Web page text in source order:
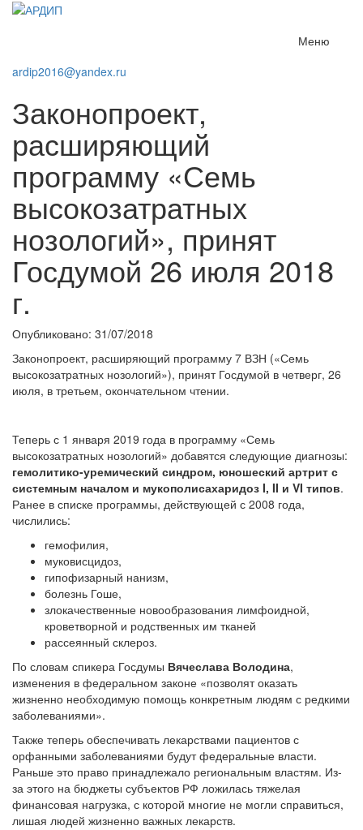
Меню
ardip2016@yandex.ru
Законопроект,
расширяющий
программу «Семь
высокозатратных
нозологий», принят
Госдумой 26 июля 2018
г.
Опубликовано: 31/07/2018
Законопроект, расширяющий программу 7 ВЗН («Семь
высокозатратных нозологий»), принят Госдумой в четверг, 26
июля, в третьем, окончательном чтении.
Теперь с 1 января 2019 года в программу «Семь
высокозатратных нозологий» добавятся следующие диагнозы:
гемолитико-уремический синдром, юношеский артрит с
системным началом и мукополисахаридоз I, II и VI типов.
Ранее в списке программы, действующей с 2008 года,
числились:
гемофилия,
муковисцидоз,
гипофизарный нанизм,
болезнь Гоше,
злокачественные новообразования лимфоидной,
кроветворной и родственных им тканей
рассеянный склероз.
По словам спикера Госдумы Вячеслава Володина,
изменения в федеральном законе «позволят оказать
жизненно необходимую помощь конкретным людям с редкими
заболеваниями».
Также теперь обеспечивать лекарствами пациентов с
орфанными заболеваниями будут федеральные власти.
Раньше это право принадлежало региональным властям. Из-
за этого на бюджеты субъектов РФ ложилась тяжелая
финансовая нагрузка, с которой многие не могли справиться,
лишая людей жизненно важных лекарств.